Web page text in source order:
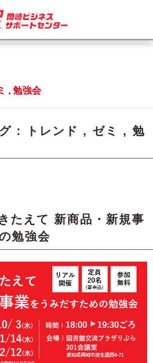
, 勉強会
: トレンド , ゼミ , 勉
たえて 新商品・新規事
勉強会